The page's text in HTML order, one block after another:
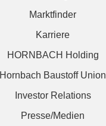
Marktfinder
Karriere
HORNBACH Holding
Hornbach Baustoff Union
Investor Relations
Presse/Medien